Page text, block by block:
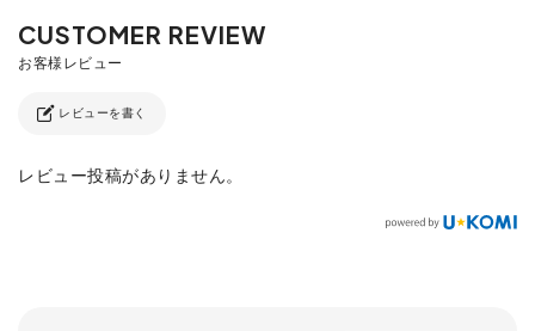
レビューを書く
レビュー投稿がありません。